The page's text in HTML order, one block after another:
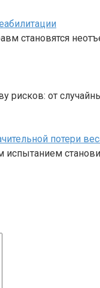
становятся
от
потери